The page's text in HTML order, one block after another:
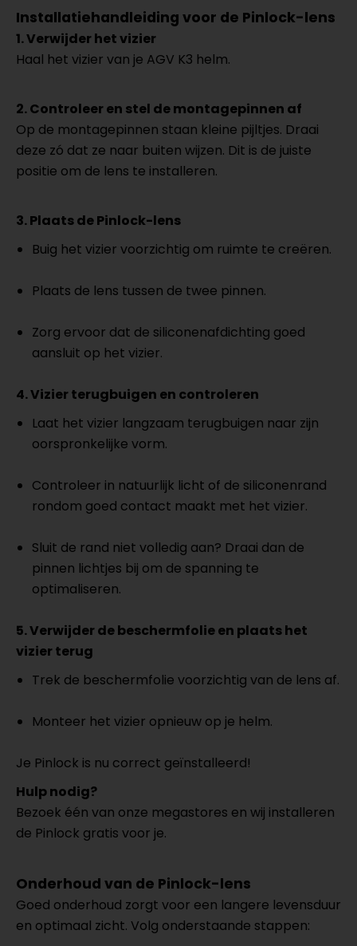
Installatiehandleiding voor de Pinlock-lens
1. Verwijder het vizier
Haal het vizier van je AGV K3 helm.
2. Controleer en stel de montagepinnen af
Op de montagepinnen staan kleine pijltjes. Draai
deze zó dat ze naar buiten wijzen. Dit is de juiste
positie om de lens te installeren.
3. Plaats de Pinlock-lens
Buig het vizier voorzichtig om ruimte te creëren.
Plaats de lens tussen de twee pinnen.
Zorg ervoor dat de siliconenafdichting goed
aansluit op het vizier.
4. Vizier terugbuigen en controleren
Laat het vizier langzaam terugbuigen naar zijn
oorspronkelijke vorm.
Controleer in natuurlijk licht of de siliconenrand
rondom goed contact maakt met het vizier.
Sluit de rand niet volledig aan? Draai dan de
pinnen lichtjes bij om de spanning te
optimaliseren.
5. Verwijder de beschermfolie en plaats het
vizier terug
Trek de beschermfolie voorzichtig van de lens af.
Monteer het vizier opnieuw op je helm.
Je Pinlock is nu correct geïnstalleerd!
Hulp nodig?
Bezoek één van onze megastores en wij installeren
de Pinlock gratis voor je.
Onderhoud van de Pinlock-lens
Goed onderhoud zorgt voor een langere levensduur
en optimaal zicht. Volg onderstaande stappen: